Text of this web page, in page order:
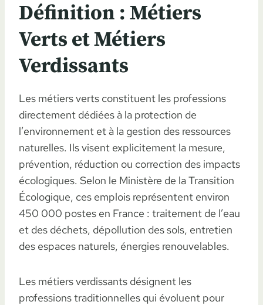
Définition : Métiers
Verts et Métiers
Verdissants
Les métiers verts constituent les professions
directement dédiées à la protection de
l’environnement et à la gestion des ressources
naturelles. Ils visent explicitement la mesure,
prévention, réduction ou correction des impacts
écologiques. Selon le Ministère de la Transition
Écologique, ces emplois représentent environ
450 000 postes en France : traitement de l’eau
et des déchets, dépollution des sols, entretien
des espaces naturels, énergies renouvelables.
Les métiers verdissants désignent les
professions traditionnelles qui évoluent pour